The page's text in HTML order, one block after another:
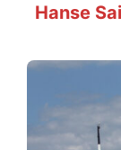
Hanse